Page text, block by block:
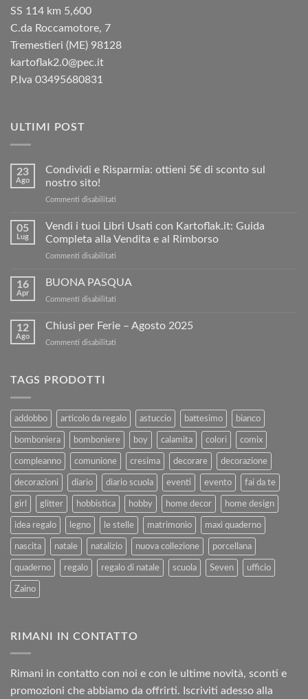
SS 114 km 5,600
C.da Roccamotore, 7
Tremestieri (ME) 98128
kartoflak2.0@pec.it
P.Iva 03495680831
ULTIMI POST
23
Ago
Condividi e Risparmia: ottieni 5€ di sconto sul
nostro sito!
Commenti disabilitati
Risparmia:
sconto
05
Lug
Vendi i tuoi Libri Usati con Kartoflak.it: Guida
Completa alla Vendita e al Rimborso
Commenti disabilitati
i
tuoi
con
Rimborso
16
Apr
BUONA PASQUA
Commenti disabilitati
PASQUA
12
Ago
Chiusi per Ferie – Agosto 2025
Commenti disabilitati
2025
TAGS PRODOTTI
addobbo articolo da regalo astuccio battesimo bianco
bomboniera bomboniere boy calamita colori comix
compleanno comunione cresima decorare decorazione
decorazioni diario diario scuola eventi evento fai da te
girl glitter hobbistica hobby home decor home design
idea regalo legno le stelle matrimonio maxi quaderno
nascita natale natalizio nuova collezione porcellana
quaderno regalo regalo di natale scuola Seven ufficio
Zaino
RIMANI IN CONTATTO
Rimani in contatto con noi e con le ultime novità, sconti e
promozioni che abbiamo da offrirti. Iscriviti adesso alla